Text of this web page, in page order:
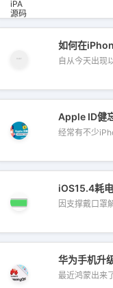
如何在
自从今天出现
可立即尝试！
...
Apple ID健
经常有不少
级吗？
...
iOS15.4耗
因支撑戴口罩
TestFlight兑换码邀请
华为手机升
最近鸿蒙出来